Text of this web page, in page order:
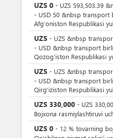
UZS 0 - UZS 593,503.39
- USD 50 &nbsp transport
Afg‘oniston Respublikasi
UZS - UZS &nbsp
- USD &nbsp transport
Qozog‘iston Respublikasi
UZS - UZS &nbsp
- USD &nbsp transport
Qirg‘iziston Respublikasi
UZS 330,000 - UZS
Bojxona rasmiylashtiruvi
UZS 0 - 12 % tovarning